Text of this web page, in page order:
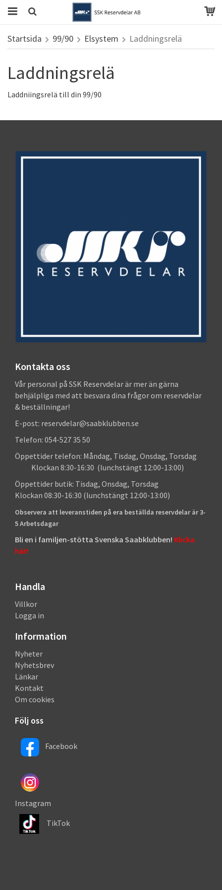
Startsida 99/90 Elsystem Laddningsrelä
Laddningsrelä
Laddniingsrelä till din 99/90
Kontakta oss
Vår personal på SSK Reservdelar är mer än gärna
behjälpliga med att besvara dina frågor om reservdelar
& beställningar!
E-post: reservdelar@saabklubben.se
Telefon: 054-527 35 50
Öppettider telefon: Måndag, Tisdag, Onsdag, Torsdag
Klockan 8:30-16:30 (lunchstängt 12:00-13:00)
Öppettider butik: Tisdag, Onsdag, Torsdag
Klockan 08:30-16:30 (lunchstängt 12:00-13:00)
Observera att leveranstiden på era beställda reservdelar är 3-
5 Arbetsdagar
Bli en i familjen-stötta Svenska Saabklubben! Klicka
här!
Handla
Villkor
Logga in
Information
Nyheter
Nyhetsbrev
Länkar
Kontakt
Om cookies
Följ oss
Facebook
Instagram
TikTok